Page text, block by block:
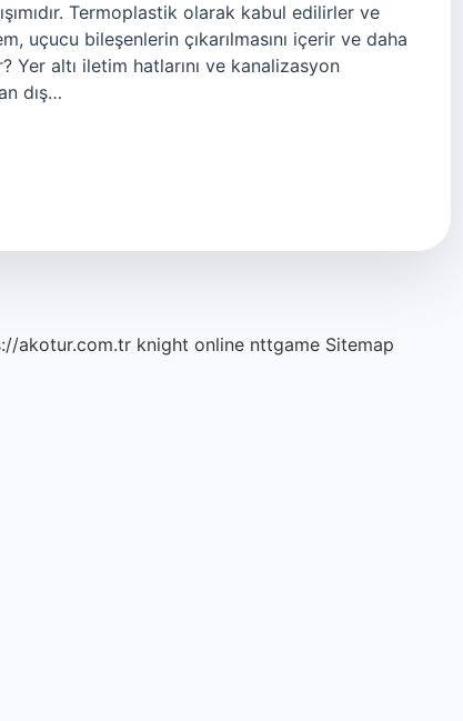
Termoplastik olarak kabul edilirler ve
uçucu bileşenlerin çıkarılmasını içerir ve daha
Yer altı iletim hatlarını ve kanalizasyon
dış…
akotur.com.tr knight online nttgame Sitemap